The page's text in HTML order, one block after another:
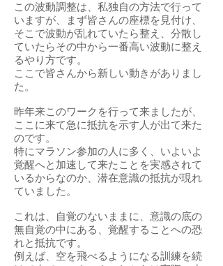
この波動調整は、私独自の方法で行って
いますが、まず皆さんの座標を見付け、
そこで波動が乱れていたら整え、分散し
ていたらその中から一番高い波動に整え
るやり方です。
ここで皆さんから新しい動きがありまし
た。
昨年来このワークを行って来ましたが、
ここに来て急に抵抗を示す人が出て来た
のです。
特にマラソン参加の人に多く、いよいよ
覚醒へと加速して来たことを実感されて
いるからなのか、潜在意識の抵抗が現れ
ていました。
これは、自覚のないままに、意識の底の
無自覚の中にある、覚醒することへの恐
れと抵抗です。
例えば、空を飛べるようになる訓練を続